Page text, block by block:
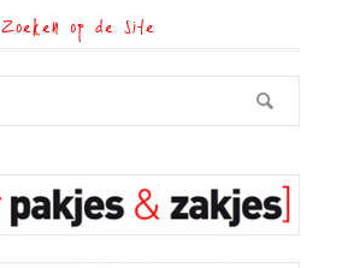
Zoeken op de site